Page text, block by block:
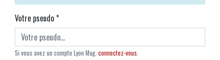
Votre pseudo*
Si vous avez un compte Lyon Mag, connectez-vous.